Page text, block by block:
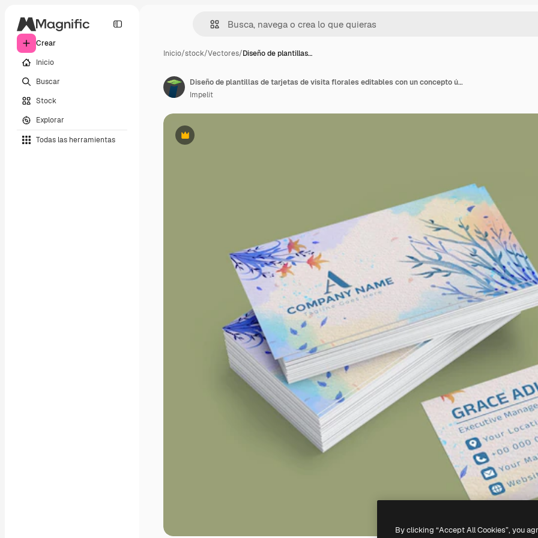
Crear
Inicio
Buscar
Stock
Explorar
Todas las herramientas
Inicio/stock/Vectores/Diseño de plantillas…
Premium
Diseño de plantillas de tarjetas de visita florales editables con un concepto único
Impelit
By clicking “Accept All Cookies”, you